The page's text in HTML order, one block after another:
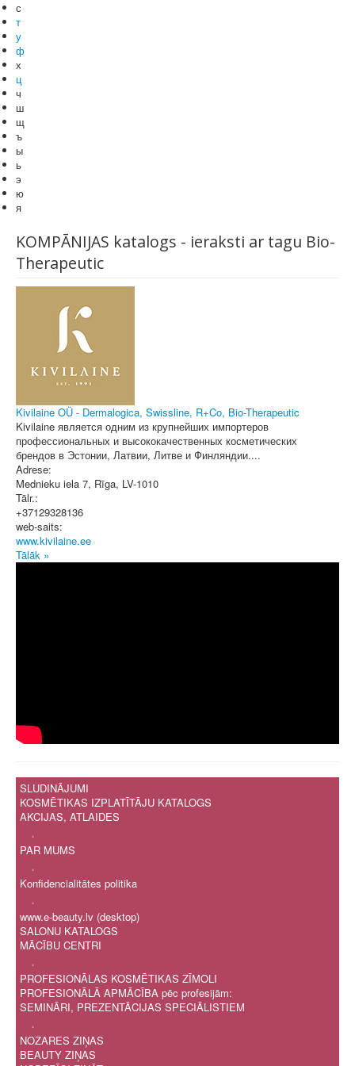
с
т
у
ф
х
ц
ч
ш
щ
ъ
ы
ь
э
ю
я
KOMPĀNIJAS katalogs - ieraksti ar tagu Bio-
Therapeutic
Kivilaine OÜ - Dermalogica, Swissline, R+Co, Bio-Therapeutic
Kivilaine является одним из крупнейших импортеров
профессиональных и высококачественных косметических
брендов в Эстонии, Латвии, Литве и Финляндии....
Adrese:
Mednieku iela 7, Rīga, LV-1010
Tālr.:
+37129328136
web-saits:
www.kivilaine.ee
Tālāk »
SLUDINĀJUMI
KOSMĒTIKAS IZPLATĪTĀJU KATALOGS
AKCIJAS, ATLAIDES
.
PAR MUMS
.
Konfidencialitātes politika
.
www.e-beauty.lv (desktop)
SALONU KATALOGS
MĀCĪBU CENTRI
.
PROFESIONĀLAS KOSMĒTIKAS ZĪMOLI
PROFESIONĀLĀ APMĀCĪBA pēc profesijām:
SEMINĀRI, PREZENTĀCIJAS SPECIĀLISTIEM
.
NOZARES ZIŅAS
BEAUTY ZIŅAS